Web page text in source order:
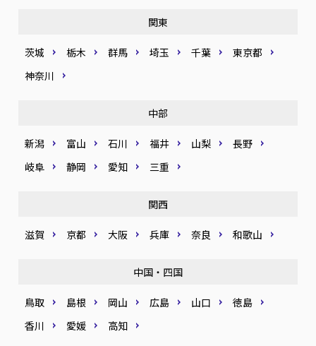
関東
茨城 栃木 群馬 埼玉 千葉
東京都
神奈川
中部
新潟 富山 石川 福井 山梨
長野
岐阜
静岡 愛知 三重
関西
滋賀 京都 大阪 兵庫 奈良 和歌山
中国・四国
鳥取 島根 岡山 広島 山口
徳島
香川
愛媛 高知